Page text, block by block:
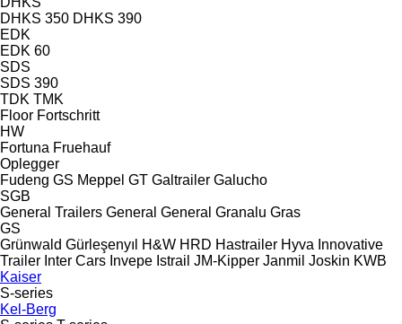
DHKS 350 DHKS 390
EDK
EDK 60
SDS
SDS 390
TDK TMK
Floor Fortschritt
HW
Fortuna Fruehauf
Oplegger
Fudeng GS Meppel GT Galtrailer Galucho
SGB
General Trailers General General Granalu Gras
GS
Grünwald Gürleşenyıl H&W HRD Hastrailer Hyva Innovative
Trailer Inter Cars Invepe Istrail JM-Kipper Janmil Joskin KWB
Kaiser
S-series
Kel-Berg